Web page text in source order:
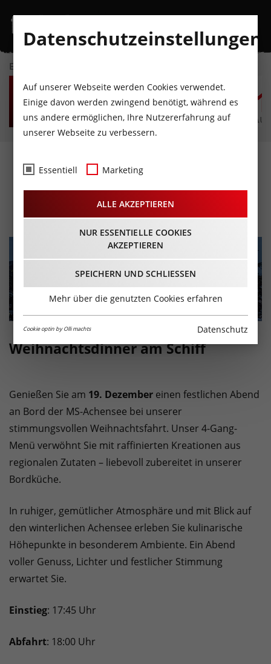
EVENTKALENDER
MO
10
AUGUST
DI
11
AUGUST
MI
12
AUGUST
DO
13
AUGUST
FR
14
AUGUST
Weihnachtsdinner am
Schiff
19.12.2025 - Beginn 18:00 Uhr
Weihnachtsdinner am Schiff
Genießen Sie am 19. Dezember einen festlichen Abend
an Bord der MS-Achensee bei unserer
stimmungsvollen Weihnachtsfahrt. Unser 4-Gang-
Menü verwöhnt Sie mit raffinierten Kreationen aus
regionalen Zutaten – liebevoll zubereitet in unserer
Bordküche.
In ruhiger, gemütlicher Atmosphäre und mit Blick auf
den winterlichen Achensee erleben Sie kulinarische
Höhepunkte in besonderem Ambiente. Ein Abend
voller Genuss, Lichter und festlicher Stimmung
erwartet Sie.
Einstieg: 17:45 Uhr
Abfahrt: 18:00 Uhr
Datenschutzeinstellungen
Auf unserer Webseite werden Cookies verwendet.
Einige davon werden zwingend benötigt, während es
uns andere ermöglichen, Ihre Nutzererfahrung auf
unserer Webseite zu verbessern.
Essentiell Marketing
ALLE AKZEPTIEREN
NUR ESSENTIELLE COOKIES
AKZEPTIEREN
SPEICHERN UND SCHLIESSEN
Mehr über die genutzten Cookies erfahren
Cookie optin by Olli machts Datenschutz